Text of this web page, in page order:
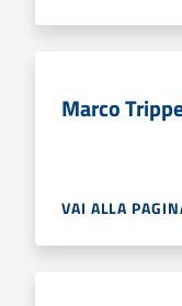
Marco
VAI ALLA